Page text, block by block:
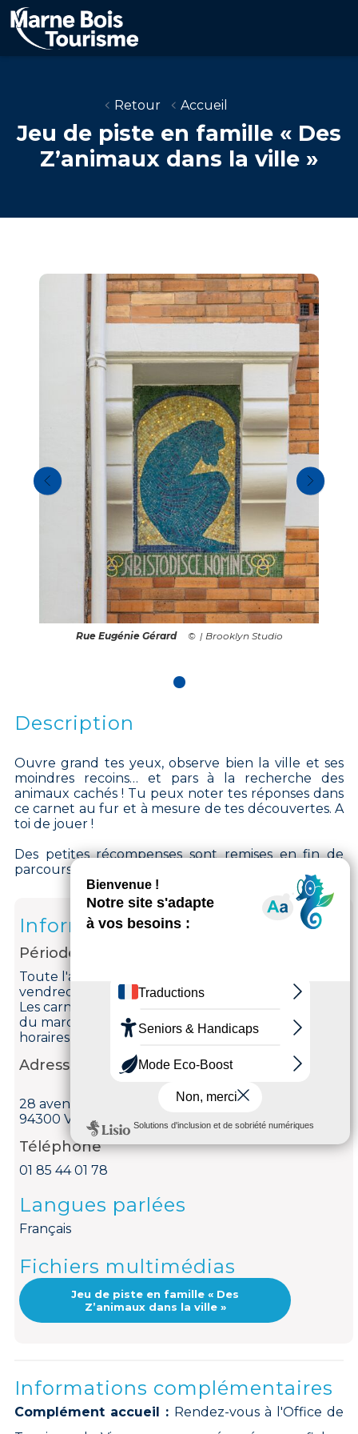
Aller
au
contenu
principal
Retour Accueil
Jeu de piste en famille « Des
Z’animaux dans la ville »
Rue Eugénie Gérard | Brooklyn Studio
Description
Ouvre grand tes yeux, observe bien la ville et ses
moindres recoins… et pars à la recherche des
animaux cachés ! Tu peux noter tes réponses dans
ce carnet au fur et à mesure de tes découvertes. A
toi de jouer !
Des petites récompenses sont remises en fin de
parcours, si vous repassez à l'Office de tourisme.
Informations
Période d'ouverture
Toute l'année, tous les mardis, mercredis, jeudis,
vendredis et samedis.
Les carnets sont à récupérer à l'Office de tourisme
du mardi au samedi (fermé le jeudi matin) aux
horaires d'ouverture de l'Office.
Adresse
28 avenue de Paris
94300 Vincennes
Téléphone
01 85 44 01 78
Langues parlées
Français
Fichiers multimédias
Jeu de piste en famille « Des
Z’animaux dans la ville »
Informations complémentaires
Complément accueil : Rendez-vous à l'Office de